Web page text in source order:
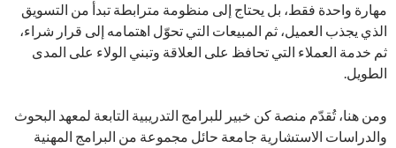
مهارة واحدة فقط، بل يحتاج إلى منظومة مترابطة تبدأ من التسويق
الذي يجذب العميل، ثم المبيعات التي تحوّل اهتمامه إلى قرار شراء،
ثم خدمة العملاء التي تحافظ على العلاقة وتبني الولاء على المدى
الطويل.
ومن هنا، تُقدّم منصة كن خبير للبرامج التدريبية التابعة لمعهد البحوث
والدراسات الاستشارية جامعة حائل مجموعة من البرامج المهنية